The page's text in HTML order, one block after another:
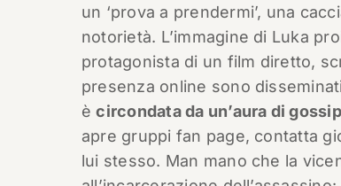
un ‘prova a prendermi’, una
notorietà. L’immagine di Luka
protagonista di un film diretto,
presenza online sono
ècircondata da un’aura di gossip
apre gruppi fan page, contatta
lui stesso. Man mano che la